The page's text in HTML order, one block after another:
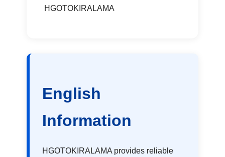
HGOTOKIRALAMA
English
Information
HGOTOKIRALAMA provides reliable